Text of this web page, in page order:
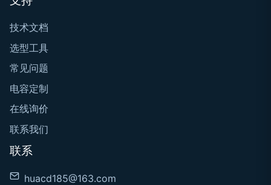
技术文档
选型工具
常见问题
电容定制
在线询价
联系我们
联系
huacd185@163.com